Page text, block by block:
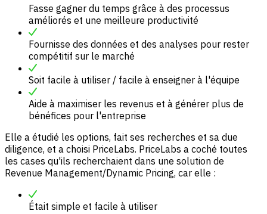
Fasse gagner du temps grâce à des processus
améliorés et une meilleure productivité
Fournisse des données et des analyses pour rester
compétitif sur le marché
Soit facile à utiliser / facile à enseigner à l'équipe
Aide à maximiser les revenus et à générer plus de
bénéfices pour l'entreprise
Elle a étudié les options, fait ses recherches et sa due
diligence, et a choisi PriceLabs. PriceLabs a coché toutes
les cases qu'ils recherchaient dans une solution de
Revenue Management/Dynamic Pricing, car elle :
Était simple et facile à utiliser